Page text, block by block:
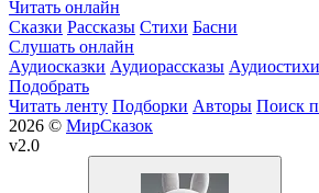
Читать онлайн
Сказки Рассказы Стихи Басни
Слушать онлайн
Аудиосказки Аудиорассказы Аудиостихи
Подобрать
Читать ленту Подборки Авторы Поиск
2026 © МирСказок
v2.0